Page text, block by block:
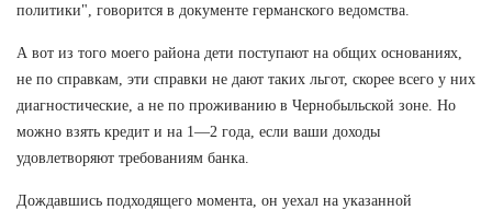
политики", говорится в документе германского ведомства.
А вот из того моего района дети поступают на общих основаниях,
не по справкам, эти справки не дают таких льгот, скорее всего у них
диагностические, а не по проживанию в Чернобыльской зоне. Но
можно взять кредит и на 1—2 года, если ваши доходы
удовлетворяют требованиям банка.
Дождавшись подходящего момента, он уехал на указанной